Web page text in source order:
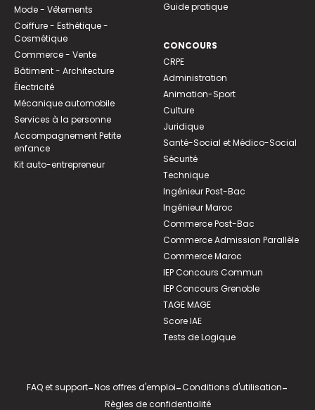
Mode - Vêtements
Coiffure - Esthétique -
Cosmétique
Commerce - Vente
Bâtiment - Architecture
Électricité
Mécanique automobile
Services à la personne
Accompagnement Petite
enfance
Kit auto-entrepreneur
Guide pratique
CONCOURS
CRPE
Administration
Animation-Sport
Culture
Juridique
Santé-Social et Médico-Social
Sécurité
Technique
Ingénieur Post-Bac
Ingénieur Maroc
Commerce Post-Bac
Commerce Admission Parallèle
Commerce Maroc
IEP Concours Commun
IEP Concours Grenoble
TAGE MAGE
Score IAE
Tests de Logique
FAQ et support-Nos offres d'emploi-Conditions d'utilisation-
Règles de confidentialité